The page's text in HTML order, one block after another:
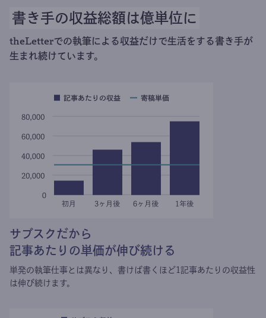
書き手の収益総額は億単位に
theLetterでの執筆による収益だけで生活をする書き手が
生まれ続けています。
サブスクだから
記事あたりの単価が伸び続ける
単発の執筆仕事とは異なり、 書けば書くほど1記事あたりの収益性
は伸び続けます。